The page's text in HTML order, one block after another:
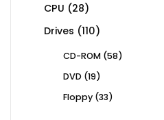
CPU 2828
products
Drives 110110
CD-ROM 5858
DVD 1919
Floppy 3333